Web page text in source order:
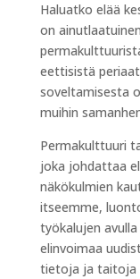
Haluatko elää
on
eettisistä
soveltamisesta
muihin
Permakulttuuri
joka johdattaa
näkökulmien
itseemme,
työkalujen
elinvoimaa
tietoja ja taitoja